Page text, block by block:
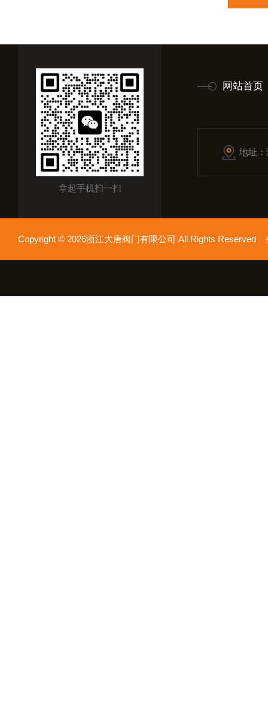
拿起手机扫一扫
网站首页
地址
Copyright © 2026浙江大唐阀门有限公司 All Rights Reserved